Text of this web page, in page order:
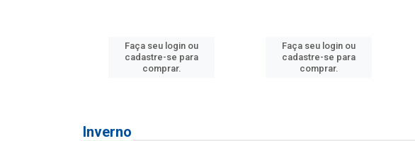
Faça seu login ou
cadastre-se para
comprar.
Faça seu login ou
cadastre-se para
comprar.
Inverno